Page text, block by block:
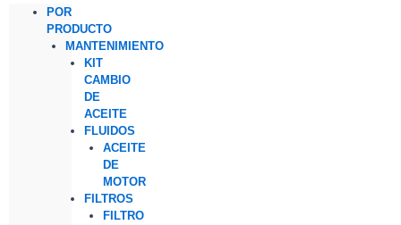
POR
PRODUCTO
MANTENIMIENTO
KIT
CAMBIO
DE
ACEITE
FLUIDOS
ACEITE
DE
MOTOR
FILTROS
FILTRO